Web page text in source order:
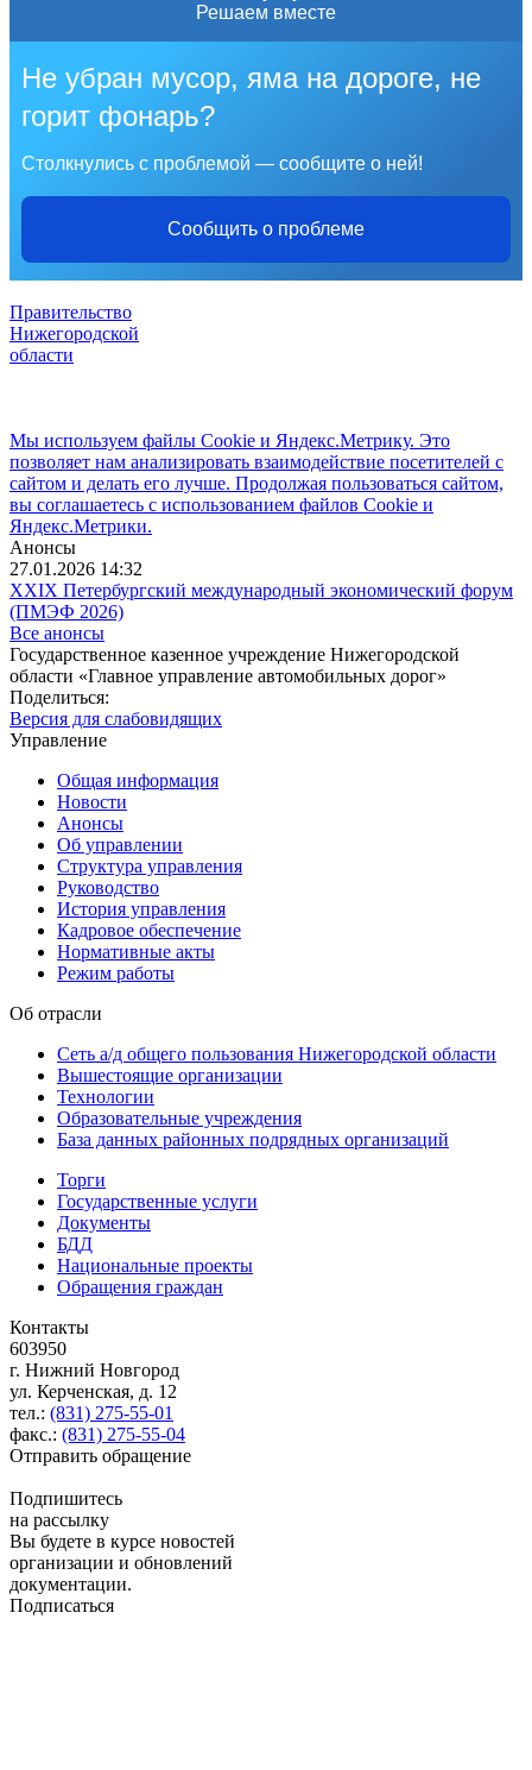
Решаем вместе
Не убран мусор, яма на дороге, не
горит фонарь?
Столкнулись с проблемой — сообщите о ней!
Сообщить о проблеме
Правительство
Нижегородской
области
Мы используем файлы Cookie и Яндекс.Метрику. Это
позволяет нам анализировать взаимодействие посетителей с
сайтом и делать его лучше. Продолжая пользоваться сайтом,
вы соглашаетесь с использованием файлов Cookie и
Яндекс.Метрики.
Анонсы
27.01.2026 14:32
XXIX Петербургский международный экономический форум
(ПМЭФ 2026)
Все анонсы
Государственное казенное учреждение Нижегородской
области «Главное управление автомобильных дорог»
Поделиться:
Версия для слабовидящих
Управление
Общая информация
Новости
Анонсы
Об управлении
Структура управления
Руководство
История управления
Кадровое обеспечение
Нормативные акты
Режим работы
Об отрасли
Сеть а/д общего пользования Нижегородской области
Вышестоящие организации
Технологии
Образовательные учреждения
База данных районных подрядных организаций
Торги
Государственные услуги
Документы
БДД
Национальные проекты
Обращения граждан
Контакты
603950
г. Нижний Новгород
ул. Керченская, д. 12
тел.: (831) 275-55-01
факс.: (831) 275-55-04
Отправить обращение
Подпишитесь
на рассылку
Вы будете в курсе новостей
организации и обновлений
документации.
Подписаться